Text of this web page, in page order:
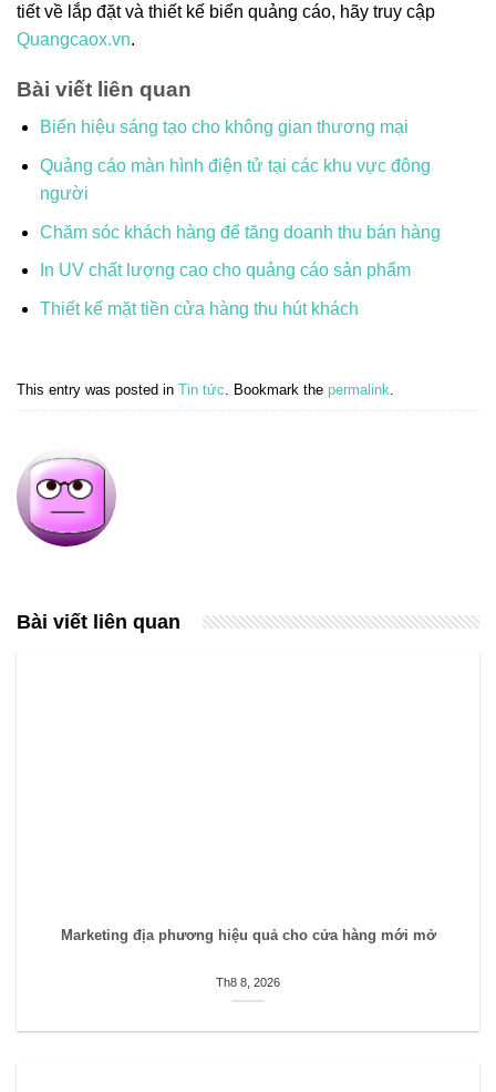
tiết về lắp đặt và thiết kế biển quảng cáo, hãy truy cập
Quangcaox.vn.
Bài viết liên quan
Biển hiệu sáng tạo cho không gian thương mại
Quảng cáo màn hình điện tử tại các khu vực đông
người
Chăm sóc khách hàng để tăng doanh thu bán hàng
In UV chất lượng cao cho quảng cáo sản phẩm
Thiết kế mặt tiền cửa hàng thu hút khách
This entry was posted in Tin tức. Bookmark the permalink.
Bài viết liên quan
Marketing địa phương hiệu quả cho cửa hàng mới mở
Th8 8, 2026